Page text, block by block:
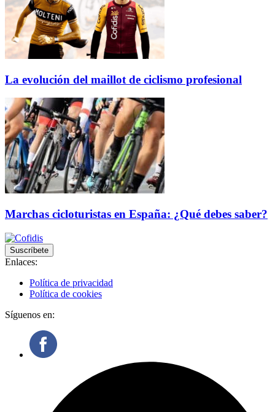
La evolución del maillot de ciclismo profesional
Marchas cicloturistas en España: ¿Qué debes saber?
Suscríbete
Enlaces:
Política de privacidad
Política de cookies
Síguenos en: